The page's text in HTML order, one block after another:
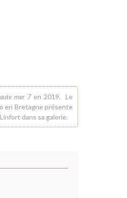
mer 7 en 2019. Le
en Bretagne présente
dans sa galerie.